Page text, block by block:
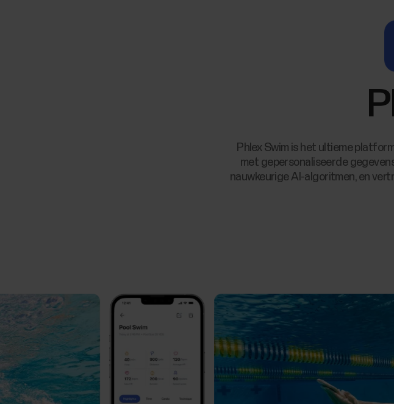
Phlex Swim is het ultieme
met gepersonaliseerde
nauwkeurige AI-algoritmen, en